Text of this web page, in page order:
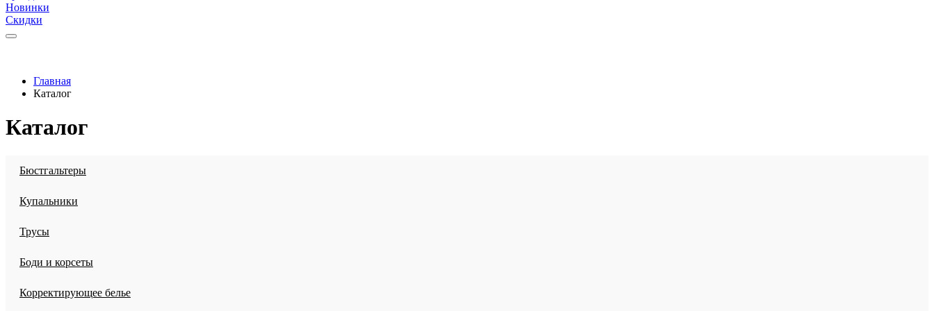
Новинки
Скидки
Главная
Каталог
Каталог
Бюстгальтеры
Купальники
Трусы
Боди и корсеты
Корректирующее белье